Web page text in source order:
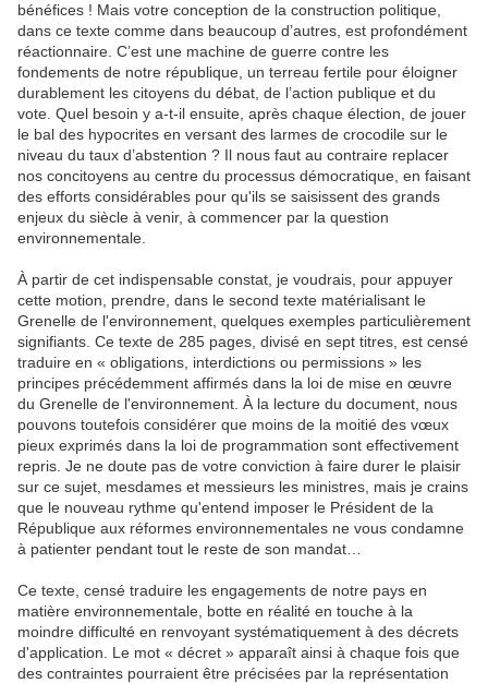
bénéfices ! Mais votre conception de la construction politique,
dans ce texte comme dans beaucoup d’autres, est profondément
réactionnaire. C’est une machine de guerre contre les
fondements de notre république, un terreau fertile pour éloigner
durablement les citoyens du débat, de l’action publique et du
vote. Quel besoin y a-t-il ensuite, après chaque élection, de jouer
le bal des hypocrites en versant des larmes de crocodile sur le
niveau du taux d’abstention ? Il nous faut au contraire replacer
nos concitoyens au centre du processus démocratique, en faisant
des efforts considérables pour qu'ils se saisissent des grands
enjeux du siècle à venir, à commencer par la question
environnementale.
À partir de cet indispensable constat, je voudrais, pour appuyer
cette motion, prendre, dans le second texte matérialisant le
Grenelle de l'environnement, quelques exemples particulièrement
signifiants. Ce texte de 285 pages, divisé en sept titres, est censé
traduire en « obligations, interdictions ou permissions » les
principes précédemment affirmés dans la loi de mise en œuvre
du Grenelle de l'environnement. À la lecture du document, nous
pouvons toutefois considérer que moins de la moitié des vœux
pieux exprimés dans la loi de programmation sont effectivement
repris. Je ne doute pas de votre conviction à faire durer le plaisir
sur ce sujet, mesdames et messieurs les ministres, mais je crains
que le nouveau rythme qu'entend imposer le Président de la
République aux réformes environnementales ne vous condamne
à patienter pendant tout le reste de son mandat…
Ce texte, censé traduire les engagements de notre pays en
matière environnementale, botte en réalité en touche à la
moindre difficulté en renvoyant systématiquement à des décrets
d'application. Le mot « décret » apparaît ainsi à chaque fois que
des contraintes pourraient être précisées par la représentation